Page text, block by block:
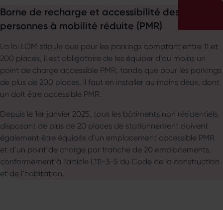
Borne de recharge et accessibilité des
personnes à mobilité réduite (PMR)
La loi LOM stipule que pour les parkings comptant entre 11 et
200 places, il est obligatoire de les équiper d’au moins un
point de charge accessible PMR, tandis que pour les parkings
de plus de 200 places, il faut en installer au moins deux, dont
un doit être accessible PMR.
Depuis le 1er janvier 2025, tous les bâtiments non résidentiels
disposant de plus de 20 places de stationnement doivent
également être équipés d’un emplacement accessible PMR
et d’un point de charge par tranche de 20 emplacements,
conformément à l’article L111-3-5 du Code de la construction
et de l’habitation.